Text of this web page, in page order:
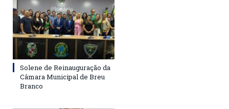
Solene de Reinauguração da
Câmara Municipal de Breu
Branco